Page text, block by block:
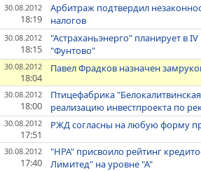
30.08.2012
18:19
Арбитраж подтвердил
налогов
30.08.2012
18:15
"Астраханьэнерго" планирует в
"Фунтово"
30.08.2012
18:04
Павел Фрадков назначен
30.08.2012
18:00
Птицефабрика
реализацию инвестпроекта по
30.08.2012
17:51
РЖД согласны на любую форму
30.08.2012
17:40
"НРА" присвоило рейтинг
Лимитед" на уровне "А"